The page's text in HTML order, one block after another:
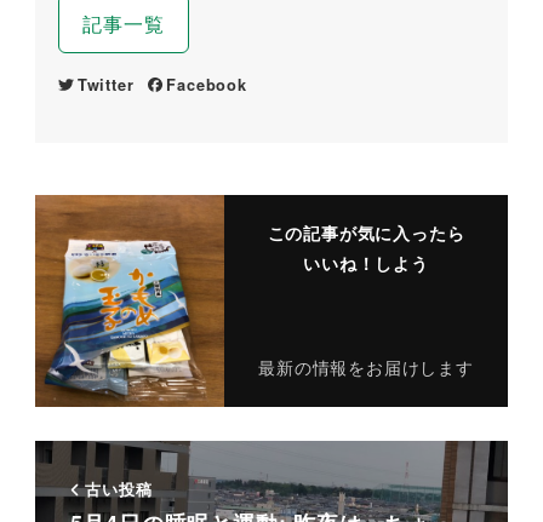
記事一覧
Twitter Facebook
この記事が気に入ったら
いいね！しよう
最新の情報をお届けします
古い投稿